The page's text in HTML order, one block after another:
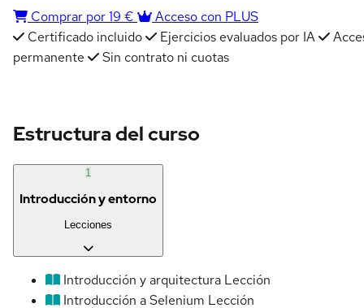
Comprar por 19 €
Acceso con PLUS
Certificado incluido
Ejercicios evaluados por IA
permanente
Sin contrato ni cuotas
Estructura del curso
1
Introducción y entorno
Lecciones
Introducción y arquitectura Lección
Introducción a Selenium Lección